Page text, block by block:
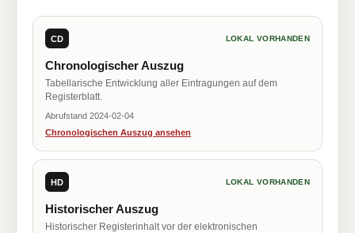
CD LOKAL VORHANDEN
Chronologischer Auszug
Tabellarische Entwicklung aller Eintragungen auf dem
Registerblatt.
Abrufstand 2024-02-04
Chronologischen Auszug ansehen
HD LOKAL VORHANDEN
Historischer Auszug
Historischer Registerinhalt vor der elektronischen